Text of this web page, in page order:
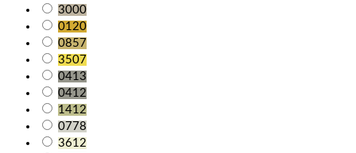
3000
0120
0857
3507
0413
0412
1412
0778
3612